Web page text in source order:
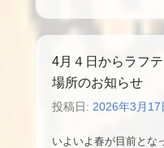
4月４日からラフ
場所のお知らせ
投稿日: 2026年3月17
いよいよ春が目前とな